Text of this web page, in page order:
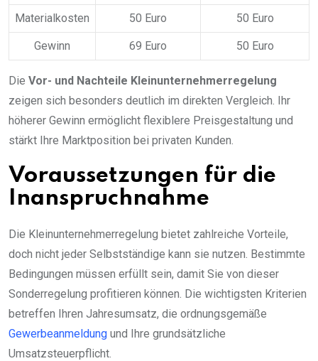
Materialkosten 50 Euro 50 Euro
Gewinn 69 Euro 50 Euro
Die Vor- und Nachteile Kleinunternehmerregelung
zeigen sich besonders deutlich im direkten Vergleich. Ihr
höherer Gewinn ermöglicht flexiblere Preisgestaltung und
stärkt Ihre Marktposition bei privaten Kunden.
Voraussetzungen für die
Inanspruchnahme
Die Kleinunternehmerregelung bietet zahlreiche Vorteile,
doch nicht jeder Selbstständige kann sie nutzen. Bestimmte
Bedingungen müssen erfüllt sein, damit Sie von dieser
Sonderregelung profitieren können. Die wichtigsten Kriterien
betreffen Ihren Jahresumsatz, die ordnungsgemäße
Gewerbeanmeldung und Ihre grundsätzliche
Umsatzsteuerpflicht.